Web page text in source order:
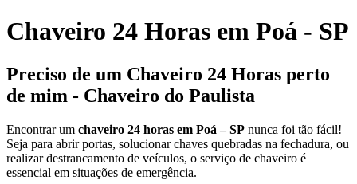
Chaveiro 24 Horas em Poá - SP
Preciso de um Chaveiro 24 Horas perto
de mim - Chaveiro do Paulista
Encontrar um chaveiro 24 horas em Poá – SP nunca foi tão fácil!
Seja para abrir portas, solucionar chaves quebradas na fechadura, ou
realizar destrancamento de veículos, o serviço de chaveiro é
essencial em situações de emergência.